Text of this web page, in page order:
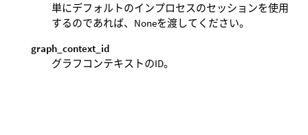
単にデフォルトのインプロセスのセッションを使用
するのであれば、Noneを渡してください。
graph_context_id
グラフコンテキストのID。